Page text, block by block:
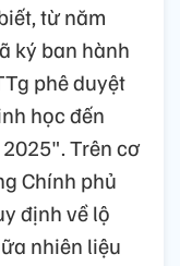
từ năm
ký ban hành
phê duyệt
học đến
Trên cơ
Chính phủ
định về lộ
nhiên liệu